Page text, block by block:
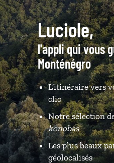
Luciole,
l'appli qui vous
Monténégro
L’itinéraire vers
clic
Notre sélection
konobas
Les plus beaux
géolocalisés